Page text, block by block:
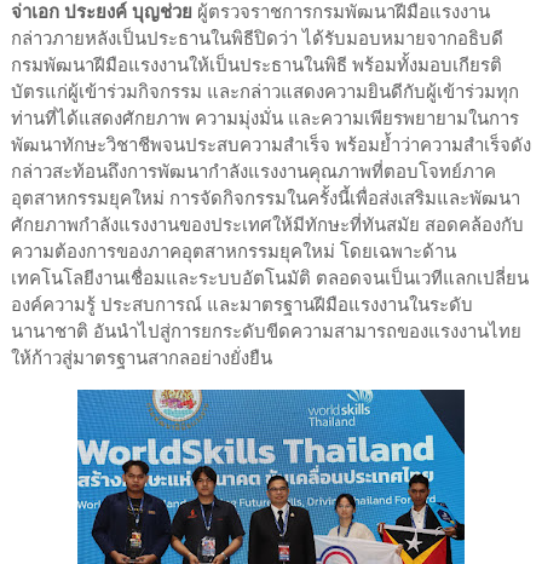
จ่าเอก ประยงค์ บุญช่วย ผู้ตรวจราชการกรมพัฒนาฝีมือแรงงาน
กล่าวภายหลังเป็นประธานในพิธีปิดว่า ได้รับมอบหมายจากอธิบดี
กรมพัฒนาฝีมือแรงงานให้เป็นประธานในพิธี พร้อมทั้งมอบเกียรติ
บัตรแก่ผู้เข้าร่วมกิจกรรม และกล่าวแสดงความยินดีกับผู้เข้าร่วมทุก
ท่านที่ได้แสดงศักยภาพ ความมุ่งมั่น และความเพียรพยายามในการ
พัฒนาทักษะวิชาชีพจนประสบความสำเร็จ พร้อมย้ำว่าความสำเร็จดัง
กล่าวสะท้อนถึงการพัฒนากำลังแรงงานคุณภาพที่ตอบโจทย์ภาค
อุตสาหกรรมยุคใหม่ การจัดกิจกรรมในครั้งนี้เพื่อส่งเสริมและพัฒนา
ศักยภาพกำลังแรงงานของประเทศให้มีทักษะที่ทันสมัย สอดคล้องกับ
ความต้องการของภาคอุตสาหกรรมยุคใหม่ โดยเฉพาะด้าน
เทคโนโลยีงานเชื่อมและระบบอัตโนมัติ ตลอดจนเป็นเวทีแลกเปลี่ยน
องค์ความรู้ ประสบการณ์ และมาตรฐานฝีมือแรงงานในระดับ
นานาชาติ อันนำไปสู่การยกระดับขีดความสามารถของแรงงานไทย
ให้ก้าวสู่มาตรฐานสากลอย่างยั่งยืน